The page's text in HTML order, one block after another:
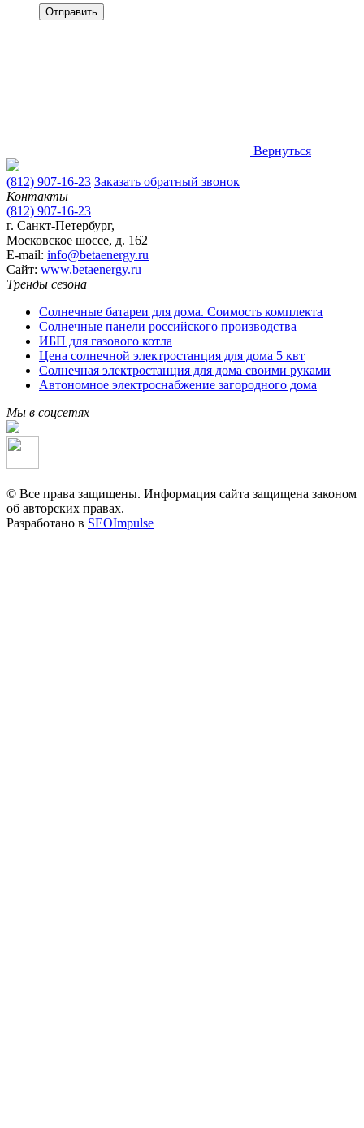
Вернуться
(812) 907-16-23 Заказать обратный звонок
Контакты
(812) 907-16-23
г. Санкт-Петербург,
Московское шоссе, д. 162
E-mail: info@betaenergy.ru
Cайт: www.betaenergy.ru
Тренды сезона
Солнечные батареи для дома. Соимость комплекта
Солнечные панели российского производства
ИБП для газового котла
Цена солнечной электростанция для дома 5 квт
Солнечная электростанция для дома своими руками
Автономное электроснабжение загородного дома
Мы в соцсетях
© Все права защищены. Информация сайта защищена законом
об авторских правах.
Разработано в SEOImpulse